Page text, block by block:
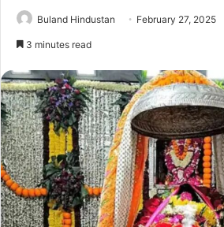
Buland Hindustan February 27, 2025
3 minutes read